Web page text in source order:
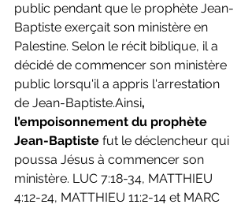
public pendant que le prophète Jean-
Baptiste exerçait son ministère en
Palestine. Selon le récit biblique, il a
décidé de commencer son ministère
public lorsqu'il a appris l'arrestation
de Jean-Baptiste.Ainsi,
l’empoisonnement du prophète
Jean-Baptiste fut le déclencheur qui
poussa Jésus à commencer son
ministère. LUC 7:18-34, MATTHIEU
4:12-24, MATTHIEU 11:2-14 et MARC